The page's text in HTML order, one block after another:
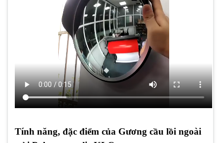
Tính năng, đặc điểm của Gương cầu lồi ngoài